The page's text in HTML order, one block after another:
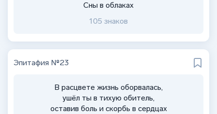
Сны в облаках
105 знаков
Эпитафия №23
В расцвете жизнь оборвалась,
ушёл ты в тихую обитель,
оставив боль и скорбь в сердцах